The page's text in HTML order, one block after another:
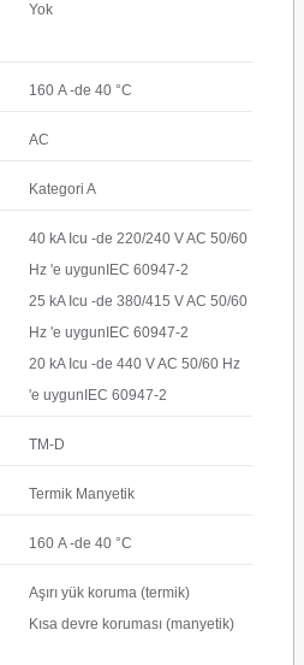
Yok
160 A -de 40 °C
AC
Kategori A
40 kA Icu -de 220/240 V AC 50/60
Hz 'e uygunIEC 60947-2
25 kA Icu -de 380/415 V AC 50/60
Hz 'e uygunIEC 60947-2
20 kA Icu -de 440 V AC 50/60 Hz
'e uygunIEC 60947-2
TM-D
Termik Manyetik
160 A -de 40 °C
Aşırı yük koruma (termik)
Kısa devre koruması (manyetik)